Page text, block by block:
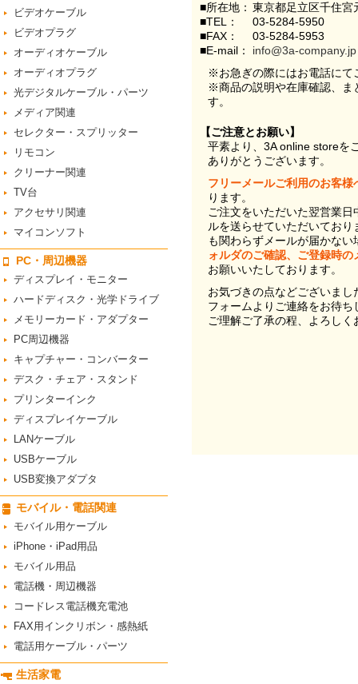
■所在地： 東京都足立区千住
■TEL：
03-5284-5950
■FAX：
03-5284-5953
■E-mail：
info@3a-company.jp
※お急ぎの際にはお電話にて
※商品の説明や在庫確認、ま
す。
【ご注意とお願い】
平素より、3A online storeを
ありがとうございます。
フリーメールご利用のお客様
ります。
ご注文をいただいた翌営業
ルを送らせていただいてお
も関わらずメールが届かない
ォルダのご確認、ご登録時
お願いいたしております。
お気づきの点などございま
フォームよりご連絡をお待ち
ご理解ご了承の程、よろし
ビデオケーブル
ビデオプラグ
オーディオケーブル
オーディオプラグ
光デジタルケーブル・パーツ
メディア関連
セレクター・スプリッター
リモコン
クリーナー関連
TV台
アクセサリ関連
マイコンソフト
PC・周辺機器
ディスプレイ・モニター
ハードディスク・光学ドライブ
メモリーカード・アダプター
PC周辺機器
キャプチャー・コンバーター
デスク・チェア・スタンド
プリンターインク
ディスプレイケーブル
LANケーブル
USBケーブル
USB変換アダプタ
モバイル・電話関連
モバイル用ケーブル
iPhone・iPad用品
モバイル用品
電話機・周辺機器
コードレス電話機充電池
FAX用インクリボン・感熱紙
電話用ケーブル・パーツ
生活家電